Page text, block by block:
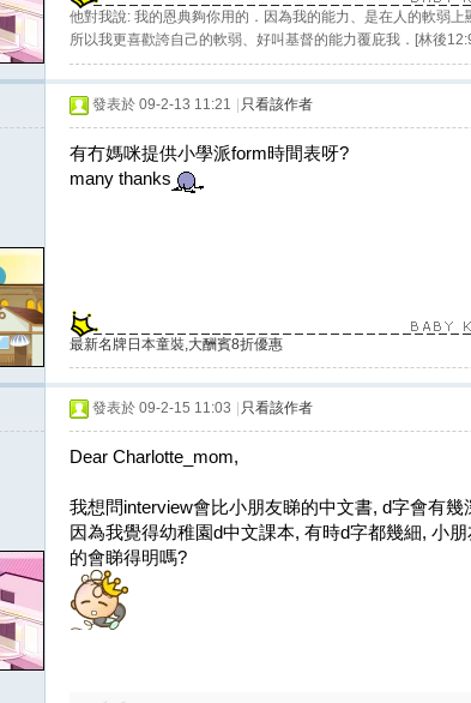
他對我說: 我的恩典夠你用的．因為我的能力、是在人的軟弱上
所以我更喜歡誇自己的軟弱、好叫基督的能力覆庇我．[林後
發表於 09-2-13 11:21 只看該作者
有冇媽咪提供小學派form時間表呀?
many thanks
最新名牌日本童裝,大酬賓8折優惠
發表於 09-2-15 11:03 只看該作者
Dear Charlotte_mom,
我想問interview會比小朋友睇的中文書, d字會有幾
因為我覺得幼稚園d中文課本, 有時d字都幾細, 小
的會睇得明嗎?